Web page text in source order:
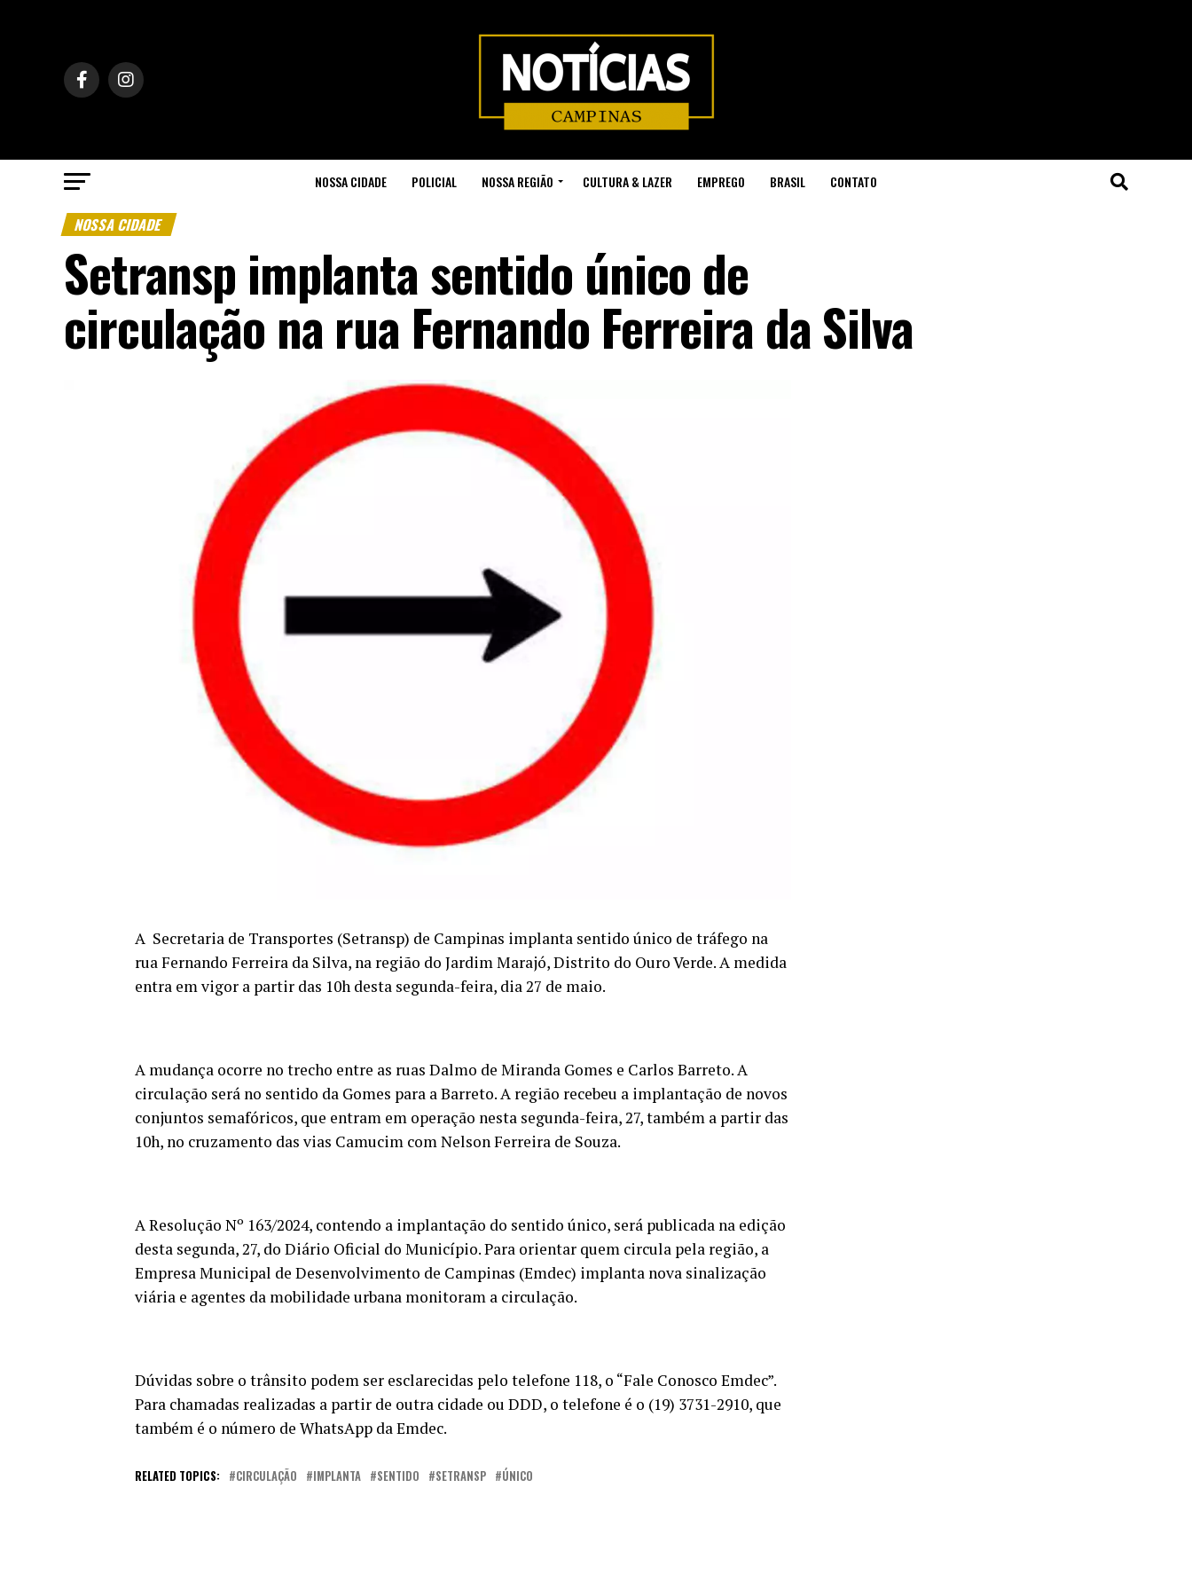
NOSSA CIDADE POLICIAL NOSSA REGIÃO CULTURA & LAZER EMPREGO BRASIL CONTATO
NOSSA CIDADE
Setransp implanta sentido único de
circulação na rua Fernando Ferreira da Silva
A Secretaria de Transportes (Setransp) de Campinas implanta sentido único de tráfego na
rua Fernando Ferreira da Silva, na região do Jardim Marajó, Distrito do Ouro Verde. A medida
entra em vigor a partir das 10h desta segunda-feira, dia 27 de maio.
A mudança ocorre no trecho entre as ruas Dalmo de Miranda Gomes e Carlos Barreto. A
circulação será no sentido da Gomes para a Barreto. A região recebeu a implantação de novos
conjuntos semafóricos, que entram em operação nesta segunda-feira, 27, também a partir das
10h, no cruzamento das vias Camucim com Nelson Ferreira de Souza.
A Resolução Nº 163/2024, contendo a implantação do sentido único, será publicada na edição
desta segunda, 27, do Diário Oficial do Município. Para orientar quem circula pela região, a
Empresa Municipal de Desenvolvimento de Campinas (Emdec) implanta nova sinalização
viária e agentes da mobilidade urbana monitoram a circulação.
Dúvidas sobre o trânsito podem ser esclarecidas pelo telefone 118, o “Fale Conosco Emdec”.
Para chamadas realizadas a partir de outra cidade ou DDD, o telefone é o (19) 3731-2910, que
também é o número de WhatsApp da Emdec.
RELATED TOPICS: CIRCULAÇÃO IMPLANTA SENTIDO SETRANSP ÚNICO